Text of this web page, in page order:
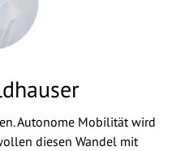
Autonome Mobilität wird
diesen Wandel mit